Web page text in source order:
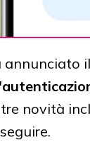
annunciato
novità